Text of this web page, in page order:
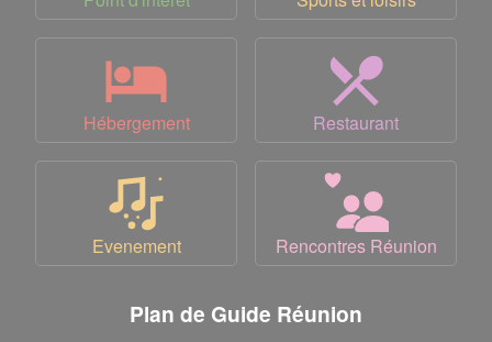
Hébergement Restaurant
Evenement Rencontres Réunion
Plan de Guide Réunion